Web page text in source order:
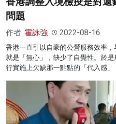
問題
作者: 霍詠強 2022-08-16
香港一直引以自豪的公營服務效率
就是「無心」，缺少了自覺性。於
行實施上欠缺那一點點的「代入感」